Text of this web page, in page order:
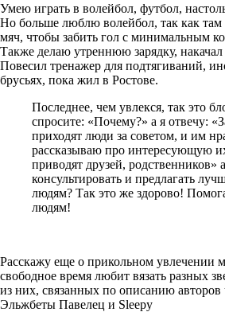
Умею играть в волейбол, футбол,
Но больше люблю волейбол, так как там
мяч, чтобы забить гол с минимальным
Также делаю утреннюю зарядку,
Повесил тренажер для подтягиваний,
брусьях, пока жил в Ростове.
Последнее, чем увлекся, так это
спросите: «Почему?» а я отвечу:
приходят люди за советом, и им
рассказываю про интересующую
приводят друзей, родственников»
консультировать и предлагать
людям? Так это же здорово!
людям!
Расскажу еще о прикольном увлечении
свободное время любит вязать разных
из них, связанных по описанию
Эльжбеты Павелец и Sleepy